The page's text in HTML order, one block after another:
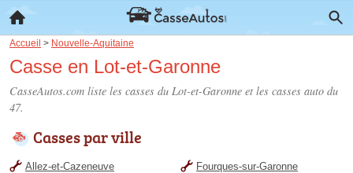
Accueil > Nouvelle-Aquitaine
Casse en Lot-et-Garonne
CasseAutos.com liste les casses du Lot-et-Garonne et les casses auto du
47.
Casses par ville
Allez-et-Cazeneuve
Fourques-sur-Garonne